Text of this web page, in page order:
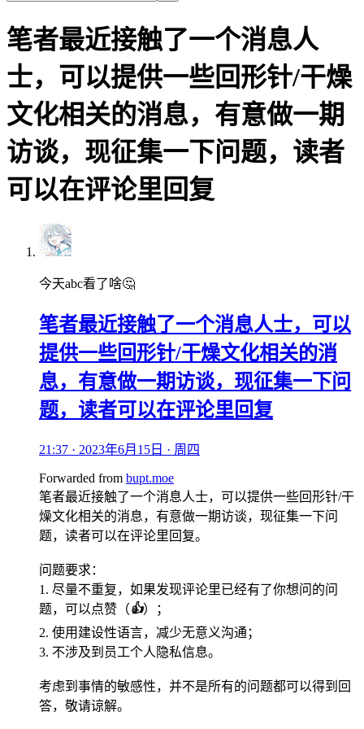
笔者最近接触了一个消息人
士，可以提供一些回形针/干燥
文化相关的消息，有意做一期
访谈，现征集一下问题，读者
可以在评论里回复
今天abc看了啥🤔
笔者最近接触了一个消息人士，可以
提供一些回形针/干燥文化相关的消
息，有意做一期访谈，现征集一下问
题，读者可以在评论里回复
21:37 · 2023年6月15日 · 周四
Forwarded from bupt.moe
笔者最近接触了一个消息人士，可以提供一些回形针/干
燥文化相关的消息，有意做一期访谈，现征集一下问
题，读者可以在评论里回复。
问题要求：
1. 尽量不重复，如果发现评论里已经有了你想问的问
题，可以点赞（👍）；
2. 使用建设性语言，减少无意义沟通；
3. 不涉及到员工个人隐私信息。
考虑到事情的敏感性，并不是所有的问题都可以得到回
答，敬请谅解。